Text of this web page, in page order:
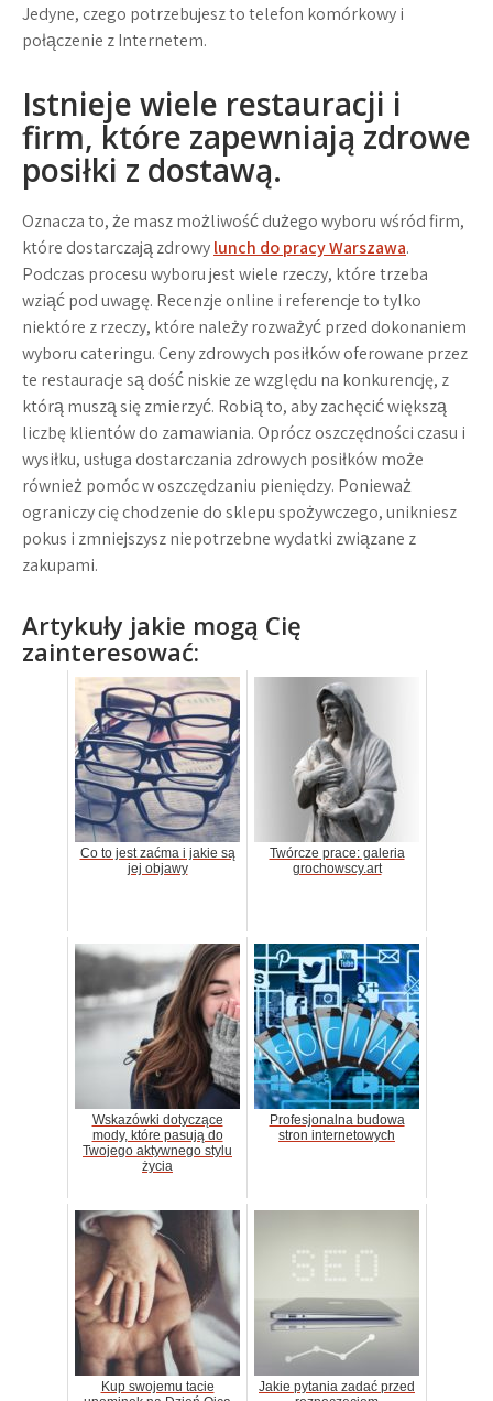
Jedyne, czego potrzebujesz to telefon komórkowy i
połączenie z Internetem.
Istnieje wiele restauracji i
firm, które zapewniają zdrowe
posiłki z dostawą.
Oznacza to, że masz możliwość dużego wyboru wśród firm,
które dostarczają zdrowylunch do pracy Warszawa.
Podczas procesu wyboru jest wiele rzeczy, które trzeba
wziąć pod uwagę. Recenzje online i referencje to tylko
niektóre z rzeczy, które należy rozważyć przed dokonaniem
wyboru cateringu. Ceny zdrowych posiłków oferowane przez
te restauracje są dość niskie ze względu na konkurencję, z
którą muszą się zmierzyć. Robią to, aby zachęcić większą
liczbę klientów do zamawiania. Oprócz oszczędności czasu i
wysiłku, usługa dostarczania zdrowych posiłków może
również pomóc w oszczędzaniu pieniędzy. Ponieważ
ograniczy cię chodzenie do sklepu spożywczego, unikniesz
pokus i zmniejszysz niepotrzebne wydatki związane z
zakupami.
Artykuły jakie mogą Cię
zainteresować:
Co to jest zaćma i jakie są
jej objawy
Twórcze prace: galeria
grochowscy.art
Wskazówki dotyczące
mody, które pasują do
Twojego aktywnego stylu
życia
Profesjonalna budowa
stron internetowych
Kup swojemu tacie
Jakie pytania zadać przed